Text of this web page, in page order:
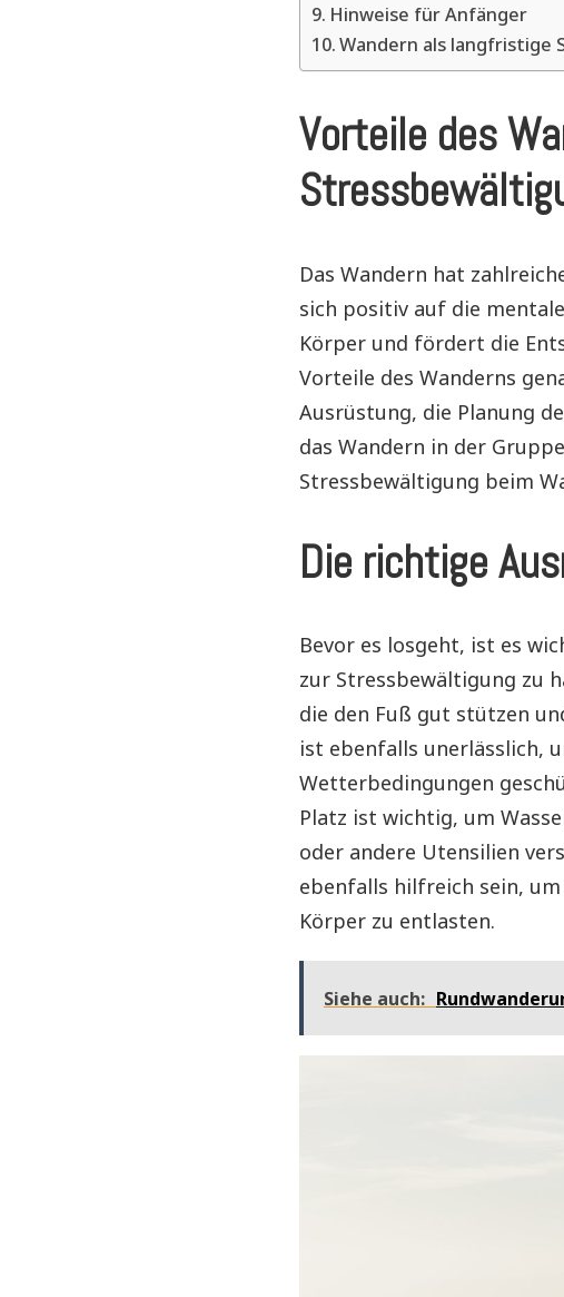
Hinweise für Anfänger
Wandern als langfristige
Vorteile des
Das Wandern hat
sich positiv auf die
Körper und fördert die
Vorteile des Wanderns
Ausrüstung, die Planung
das Wandern in der
Stressbewältigung beim
Die richtige
Bevor es losgeht, ist es
zur Stressbewältigung zu
die den Fuß gut stützen
ist ebenfalls unerlässlich,
Wetterbedingungen
Platz ist wichtig, um
oder andere Utensilien
ebenfalls hilfreich sein,
Körper zu entlasten.
Siehe auch: